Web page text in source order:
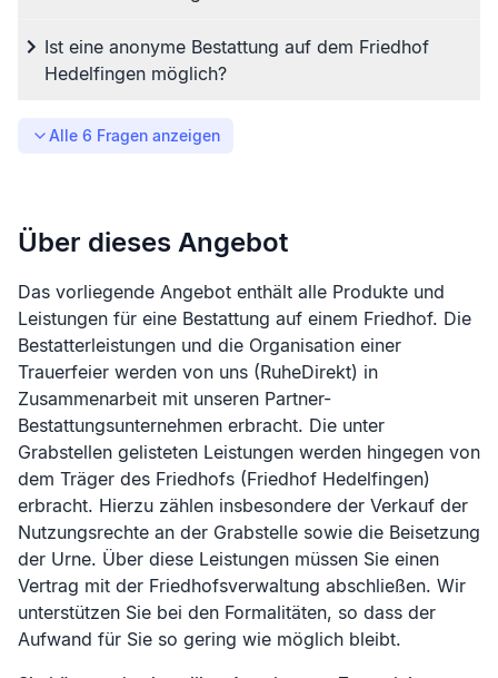
Ist eine anonyme Bestattung auf dem Friedhof
Hedelfingen möglich?
Alle 6 Fragen anzeigen
Über dieses Angebot
Das vorliegende Angebot enthält alle Produkte und
Leistungen für eine Bestattung auf einem Friedhof. Die
Bestatterleistungen und die Organisation einer
Trauerfeier werden von uns (RuheDirekt) in
Zusammenarbeit mit unseren Partner-
Bestattungsunternehmen erbracht. Die unter
Grabstellen gelisteten Leistungen werden hingegen von
dem Träger des Friedhofs (Friedhof Hedelfingen)
erbracht. Hierzu zählen insbesondere der Verkauf der
Nutzungsrechte an der Grabstelle sowie die Beisetzung
der Urne. Über diese Leistungen müssen Sie einen
Vertrag mit der Friedhofsverwaltung abschließen. Wir
unterstützen Sie bei den Formalitäten, so dass der
Aufwand für Sie so gering wie möglich bleibt.